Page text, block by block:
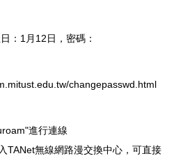
：1月12日，密碼：
changepasswd.html
進行連線
TANet無線網路漫交換中心，可直接